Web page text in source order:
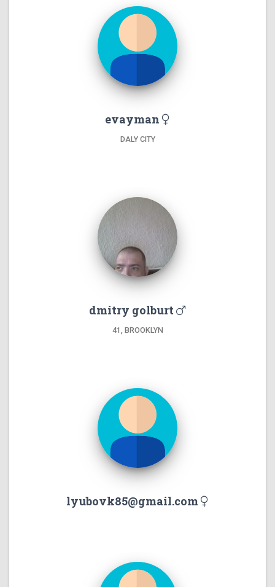
evayman
DALY CITY
dmitry golburt
41, BROOKLYN
lyubovk85@gmail.com